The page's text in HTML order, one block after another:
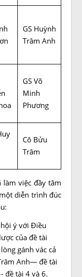
GS Huỳnh
Trâm Anh
GS Võ
Minh
Phương
Cô Bửu
Trâm
làm việc đầy tâm
diễn trình đúc
ý với Điều
của đề tài
gánh vác cả
Anh— đề tài
đề tài 4 và 6.